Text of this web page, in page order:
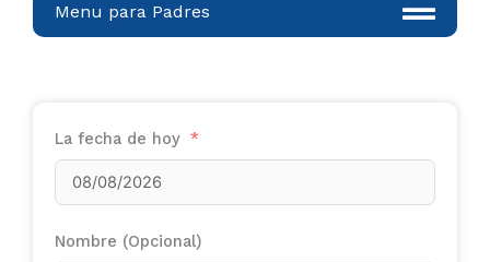
Menu para Padres
La fecha de hoy
Nombre (Opcional)